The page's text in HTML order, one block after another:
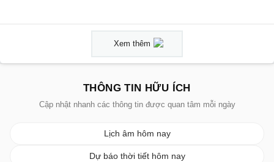
Xem thêm
THÔNG TIN HỮU ÍCH
Cập nhật nhanh các thông tin được quan tâm mỗi ngày
Lịch âm hôm nay
Dự báo thời tiết hôm nay